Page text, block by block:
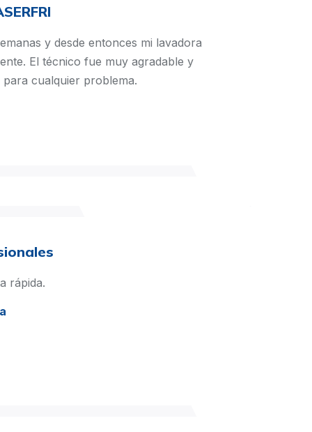
y desde entonces mi lavadora
El técnico fue muy agradable y
cualquier problema.
rápida.